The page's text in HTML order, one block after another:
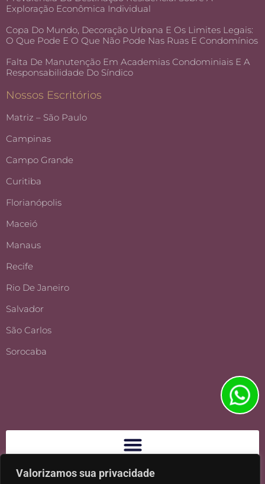
Valorizamos sua privacidade
Exploração Econômica Individual
Copa Do Mundo, Decoração Urbana E Os Limites Legais:
O Que Pode E O Que Não Pode Nas Ruas E Condomínios
Falta De Manutenção Em Academias Condominiais E A
Responsabilidade Do Síndico
Nossos Escritórios
Matriz – São Paulo
Campinas
Campo Grande
Curitiba
Florianópolis
Maceió
Manaus
Recife
Rio De Janeiro
Salvador
São Carlos
Sorocaba